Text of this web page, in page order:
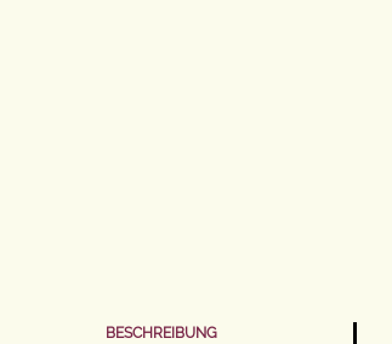
BESCHREIBUNG